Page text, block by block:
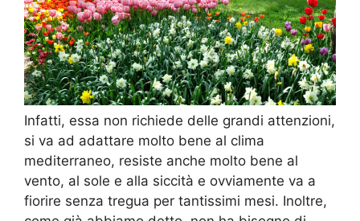
Infatti, essa non richiede delle grandi attenzioni,
si va ad adattare molto bene al clima
mediterraneo, resiste anche molto bene al
vento, al sole e alla siccità e ovviamente va a
fiorire senza tregua per tantissimi mesi. Inoltre,